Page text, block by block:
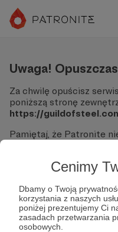
Cenimy
Dbamy o Twoją
korzystania z naszych
poniżej prezentujemy Ci
zasadach przetwarzania
osobowych.
Uwaga!
Za chwilę opuścisz
poniższą stronę
https://
Pamiętaj, że Patronite
Nie podawaj swoich
finansowych na
Sprawdź dokładnie
"Tak, przejdź do
Jeśli masz
link.